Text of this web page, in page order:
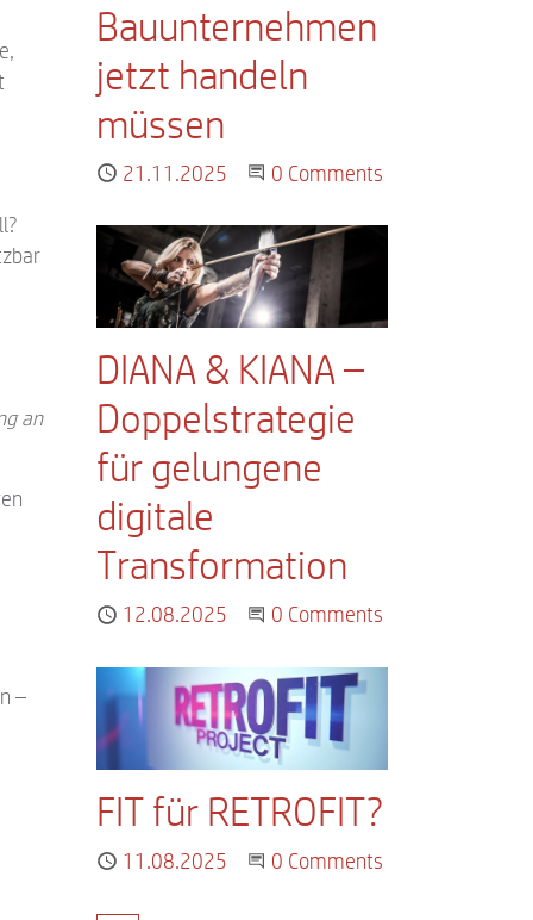
an
–
Bauunternehmen
jetzt handeln
müssen
Published
21.11.2025 Start the Conversation
0 Comments
DIANA & KIANA –
Doppelstrategie
für gelungene
digitale
Transformation
Published
12.08.2025 Start the Conversation
0 Comments
FIT für RETROFIT?
Published
11.08.2025 Start the Conversation
0 Comments